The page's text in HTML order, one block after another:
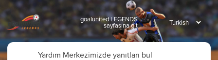
goalunited LEGENDS
sayfasına git